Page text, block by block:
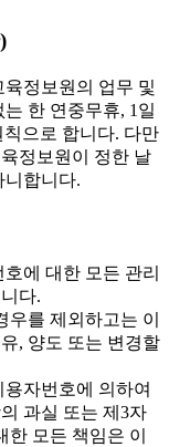
정보원의 업무 및
한 연중무휴, 1일
칙으로 합니다. 다만
정보원이 정한 날
니합니다.
에 대한 모든 관리
다.
를 제외하고는 이
, 양도 또는 변경할
자번호에 의하여
과실 또는 제3자
모든 책임은 이